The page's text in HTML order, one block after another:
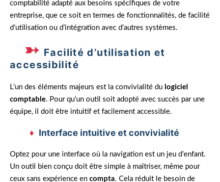
comptabilité adapté aux besoins spécifiques de votre
entreprise, que ce soit en termes de fonctionnalités, de facilité
d’utilisation ou d’intégration avec d’autres systèmes.
Facilité d’utilisation et
accessibilité
L’un des éléments majeurs est la convivialité du logiciel
comptable. Pour qu’un outil soit adopté avec succès par une
équipe, il doit être intuitif et facilement accessible.
Interface intuitive et convivialité
Optez pour une interface où la navigation est un jeu d’enfant.
Un outil bien conçu doit être simple à maîtriser, même pour
ceux sans expérience en compta. Cela réduit le besoin de